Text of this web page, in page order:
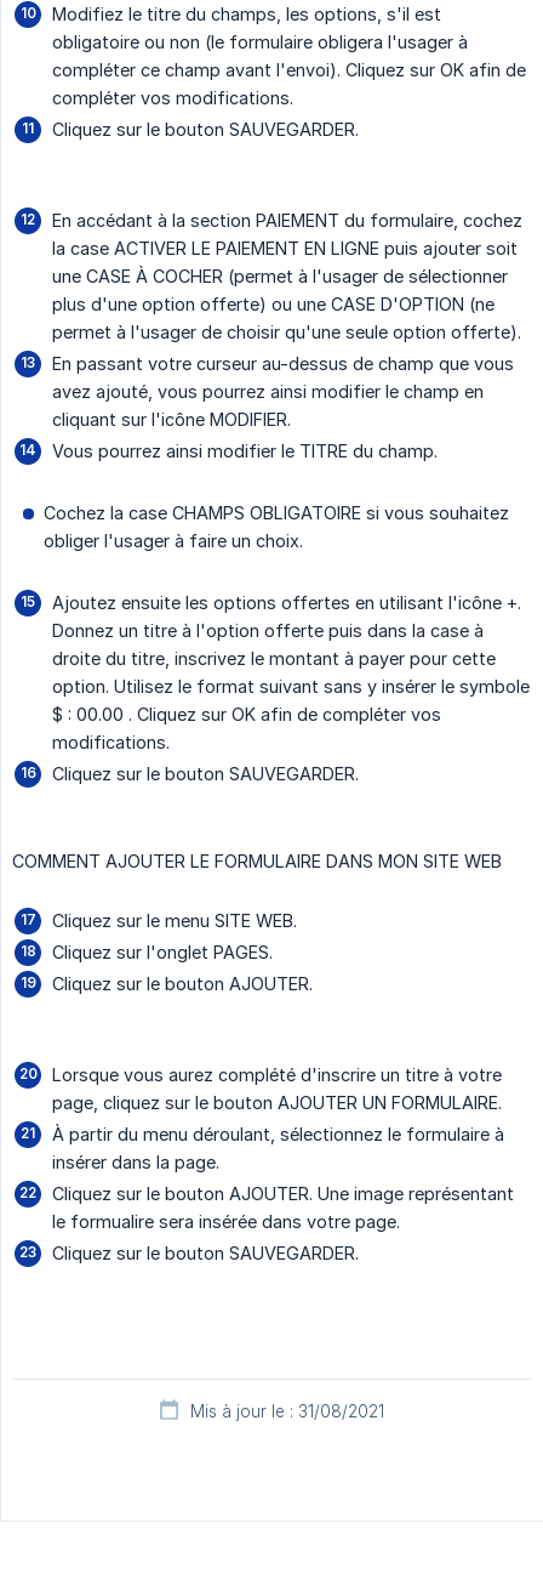
Modifiez le titre du champs, les options, s'il est
obligatoire ou non (le formulaire obligera l'usager à
compléter ce champ avant l'envoi). Cliquez sur OK afin de
compléter vos modifications.
Cliquez sur le bouton SAUVEGARDER.
En accédant à la section PAIEMENT du formulaire, cochez
la case ACTIVER LE PAIEMENT EN LIGNE puis ajouter soit
une CASE À COCHER (permet à l'usager de sélectionner
plus d'une option offerte) ou une CASE D'OPTION (ne
permet à l'usager de choisir qu'une seule option offerte).
En passant votre curseur au-dessus de champ que vous
avez ajouté, vous pourrez ainsi modifier le champ en
cliquant sur l'icône MODIFIER.
Vous pourrez ainsi modifier le TITRE du champ.
Cochez la case CHAMPS OBLIGATOIRE si vous souhaitez
obliger l'usager à faire un choix.
Ajoutez ensuite les options offertes en utilisant l'icône +.
Donnez un titre à l'option offerte puis dans la case à
droite du titre, inscrivez le montant à payer pour cette
option. Utilisez le format suivant sans y insérer le symbole
$ : 00.00 . Cliquez sur OK afin de compléter vos
modifications.
Cliquez sur le bouton SAUVEGARDER.
COMMENT AJOUTER LE FORMULAIRE DANS MON SITE WEB
Cliquez sur le menu SITE WEB.
Cliquez sur l'onglet PAGES.
Cliquez sur le bouton AJOUTER.
Lorsque vous aurez complété d'inscrire un titre à votre
page, cliquez sur le bouton AJOUTER UN FORMULAIRE.
À partir du menu déroulant, sélectionnez le formulaire à
insérer dans la page.
Cliquez sur le bouton AJOUTER. Une image représentant
le formualire sera insérée dans votre page.
Cliquez sur le bouton SAUVEGARDER.
Mis à jour le : 31/08/2021